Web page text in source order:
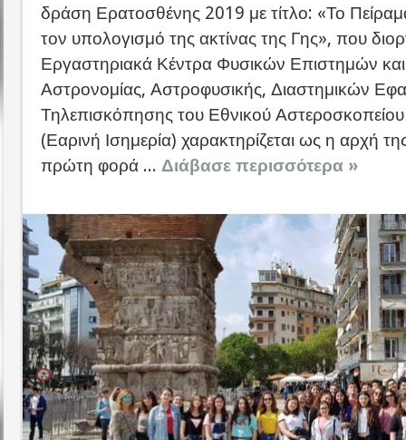
δράση Ερατοσθένης 2019 με τίτλο: «Το
τον υπολογισμό της ακτίνας της Γης», που
Εργαστηριακά Κέντρα Φυσικών Επιστημών και
Αστρονομίας, Αστροφυσικής, Διαστημικών
Τηλεπισκόπησης του Εθνικού
(Εαρινή Ισημερία) χαρακτηρίζεται ως η αρχή
πρώτη φορά ... Διάβασε περισσότερα »